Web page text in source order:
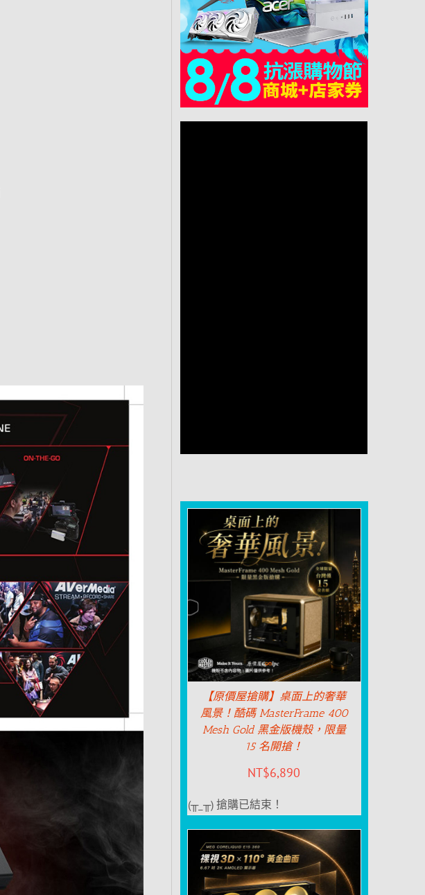
【原價屋搶購】桌面上的奢華
風景！酷碼 MasterFrame 400
Mesh Gold 黑金版機殼，限量
15 名開搶！
NT$6,890
(╥_╥) 搶購已結束！